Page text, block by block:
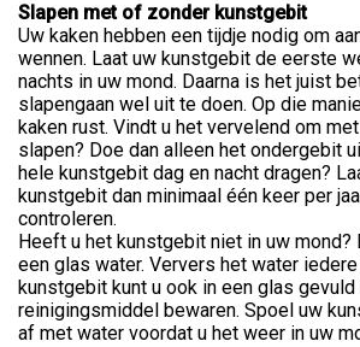
Slapen met of zonder kunstgebit
Uw kaken hebben een tijdje nodig om
wennen. Laat uw kunstgebit de eerste
nachts in uw mond. Daarna is het juist
slapengaan wel uit te doen. Op die
kaken rust. Vindt u het vervelend om
slapen? Doe dan alleen het ondergebit
hele kunstgebit dag en nacht dragen?
kunstgebit dan minimaal één keer per
controleren.
Heeft u het kunstgebit niet in uw mond?
een glas water. Ververs het water iedere
kunstgebit kunt u ook in een glas
reinigingsmiddel bewaren. Spoel uw
af met water voordat u het weer in uw